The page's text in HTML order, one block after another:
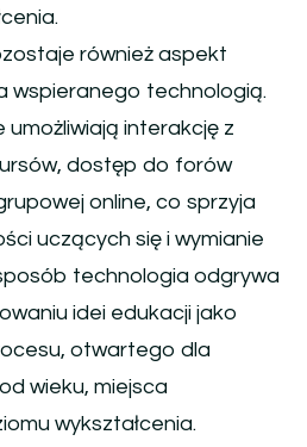
również aspekt
wspieranego technologią.
interakcję z
dostęp do forów
online, co sprzyja
uczących się i wymianie
technologia odgrywa
idei edukacji jako
otwartego dla
wieku, miejsca
wykształcenia.